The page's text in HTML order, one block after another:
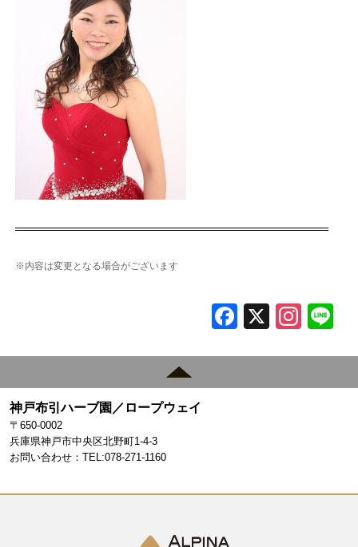
※内容は変更となる場合がございます
F
e
k
X In
gr
神戸布引ハーブ園／ロープウェイ
〒650-0002
兵庫県神戸市中央区北野町1-4-3
お問い合わせ：TEL:078-271-1160